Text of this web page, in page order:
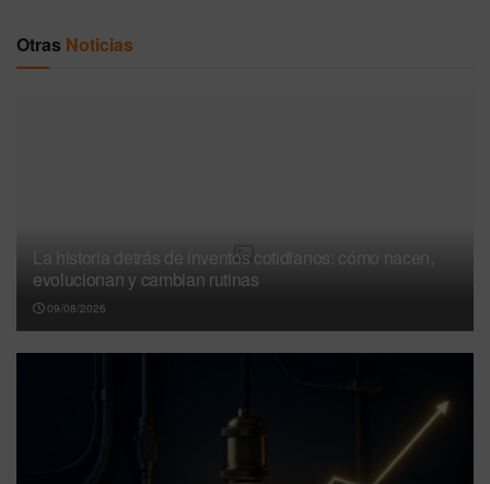
Otras Noticias
La historia detrás de inventos cotidianos: cómo nacen,
evolucionan y cambian rutinas
09/08/2026